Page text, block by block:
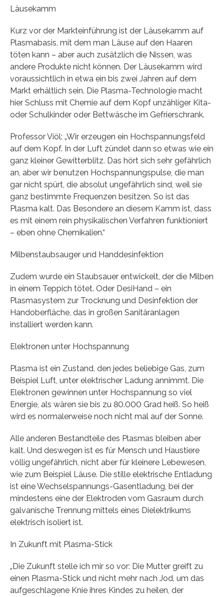
Läusekamm
Kurz vor der Markteinführung ist der Läusekamm auf
Plasmabasis, mit dem man Läuse auf den Haaren
töten kann – aber auch zusätzlich die Nissen, was
andere Produkte nicht können. Der Läusekamm wird
voraussichtlich in etwa ein bis zwei Jahren auf dem
Markt erhältlich sein. Die Plasma-Technologie macht
hier Schluss mit Chemie auf dem Kopf unzähliger Kita-
oder Schulkinder oder Bettwäsche im Gefrierschrank.
Professor Viöl: „Wir erzeugen ein Hochspannungsfeld
auf dem Kopf. In der Luft zündet dann so etwas wie ein
ganz kleiner Gewitterblitz. Das hört sich sehr gefährlich
an, aber wir benutzen Hochspannungspulse, die man
gar nicht spürt, die absolut ungefährlich sind, weil sie
ganz bestimmte Frequenzen besitzen. So ist das
Plasma kalt. Das Besondere an diesem Kamm ist, dass
es mit einem rein physikalischen Verfahren funktioniert
– eben ohne Chemikalien.“
Milbenstaubsauger und Handdesinfektion
Zudem wurde ein Staubsauer entwickelt, der die Milben
in einem Teppich tötet. Oder DesiHand – ein
Plasmasystem zur Trocknung und Desinfektion der
Handoberfläche, das in großen Sanitäranlagen
installiert werden kann.
Elektronen unter Hochspannung
Plasma ist ein Zustand, den jedes beliebige Gas, zum
Beispiel Luft, unter elektrischer Ladung annimmt. Die
Elektronen gewinnen unter Hochspannung so viel
Energie, als wären sie bis zu 80.000 Grad heiß. So heiß
wird es normalerweise noch nicht mal auf der Sonne.
Alle anderen Bestandteile des Plasmas bleiben aber
kalt. Und deswegen ist es für Mensch und Haustiere
völlig ungefährlich, nicht aber für kleinere Lebewesen,
wie zum Beispiel Läuse. Die stille elektrische Entladung
ist eine Wechselspannungs-Gasentladung, bei der
mindestens eine der Elektroden vom Gasraum durch
galvanische Trennung mittels eines Dielektrikums
elektrisch isoliert ist.
In Zukunft mit Plasma-Stick
„Die Zukunft stelle ich mir so vor: Die Mutter greift zu
einen Plasma-Stick und nicht mehr nach Jod, um das
aufgeschlagene Knie ihres Kindes zu heilen, der